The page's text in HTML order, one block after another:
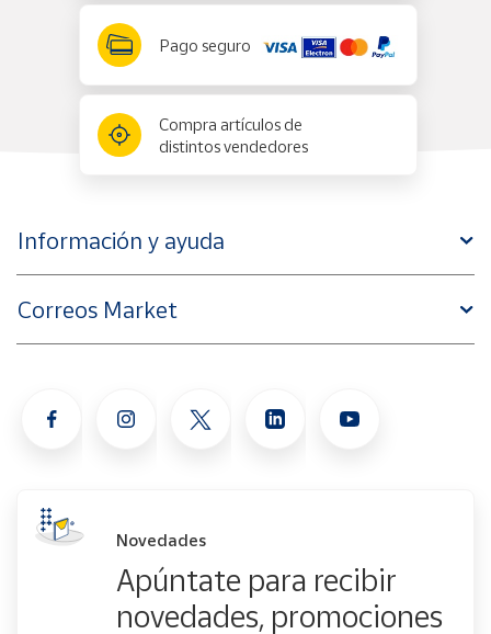
Pago seguro
Compra artículos de
distintos vendedores
Información y ayuda
Correos Market
Novedades
Apúntate para recibir
novedades, promociones